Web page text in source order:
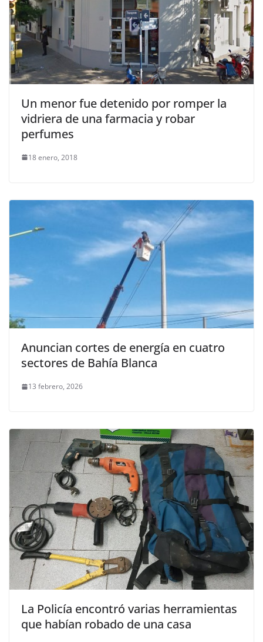
Un menor fue detenido por romper la
vidriera de una farmacia y robar
perfumes
18 enero, 2018
Anuncian cortes de energía en cuatro
sectores de Bahía Blanca
13 febrero, 2026
La Policía encontró varias herramientas
que habían robado de una casa